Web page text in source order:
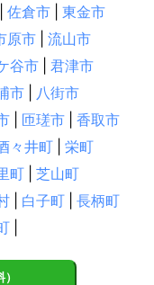
佐倉市
東金市
原市
流山市
谷市
君津市
市
八街市
匝瑳市
香取市
々井町
栄町
町
芝山町
白子町
長柄町